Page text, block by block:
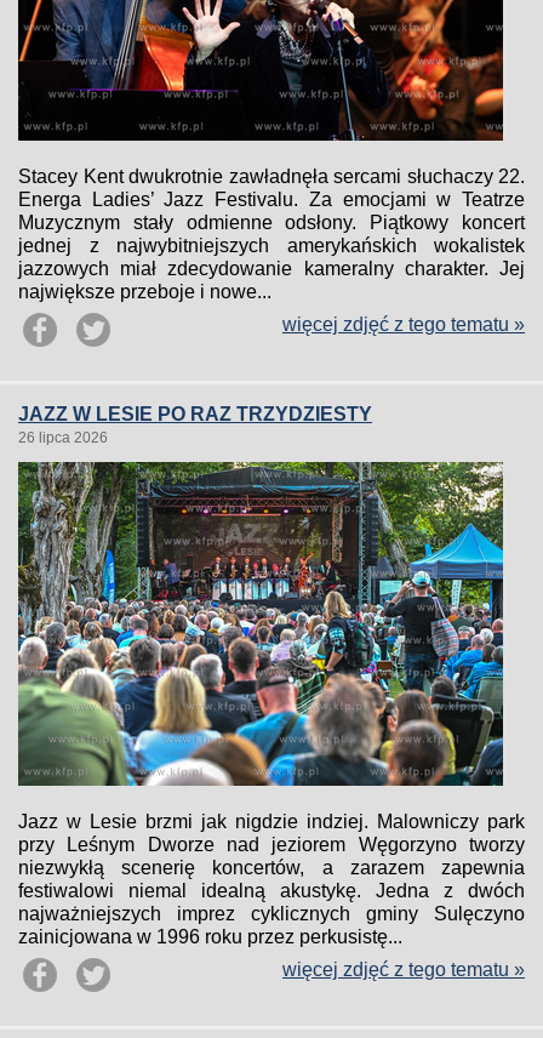
Stacey Kent dwukrotnie zawładnęła sercami słuchaczy 22.
Energa Ladies’ Jazz Festivalu. Za emocjami w Teatrze
Muzycznym stały odmienne odsłony. Piątkowy koncert
jednej z najwybitniejszych amerykańskich wokalistek
jazzowych miał zdecydowanie kameralny charakter. Jej
największe przeboje i nowe...
więcej zdjęć z tego tematu »
JAZZ W LESIE PO RAZ TRZYDZIESTY
26 lipca 2026
Jazz w Lesie brzmi jak nigdzie indziej. Malowniczy park
przy Leśnym Dworze nad jeziorem Węgorzyno tworzy
niezwykłą scenerię koncertów, a zarazem zapewnia
festiwalowi niemal idealną akustykę. Jedna z dwóch
najważniejszych imprez cyklicznych gminy Sulęczyno
zainicjowana w 1996 roku przez perkusistę...
więcej zdjęć z tego tematu »